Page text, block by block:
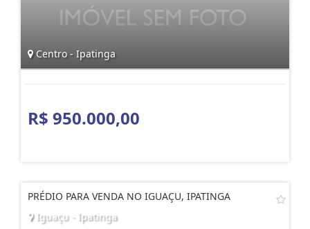
Centro - Ipatinga
R$ 950.000,00
PRÉDIO PARA VENDA NO IGUAÇU, IPATINGA
Iguaçu - Ipatinga